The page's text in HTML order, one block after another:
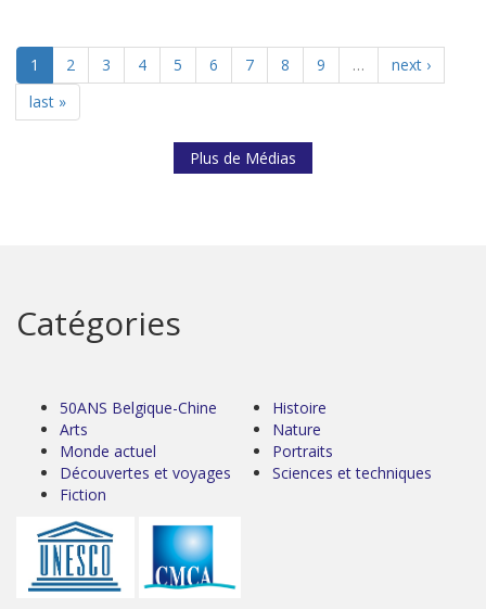
1 2 3 4 5 6 7 8 9 …
next ›
last »
Plus de Médias
Catégories
50ANS Belgique-Chine
Arts
Monde actuel
Découvertes et voyages
Fiction
Histoire
Nature
Portraits
Sciences et techniques